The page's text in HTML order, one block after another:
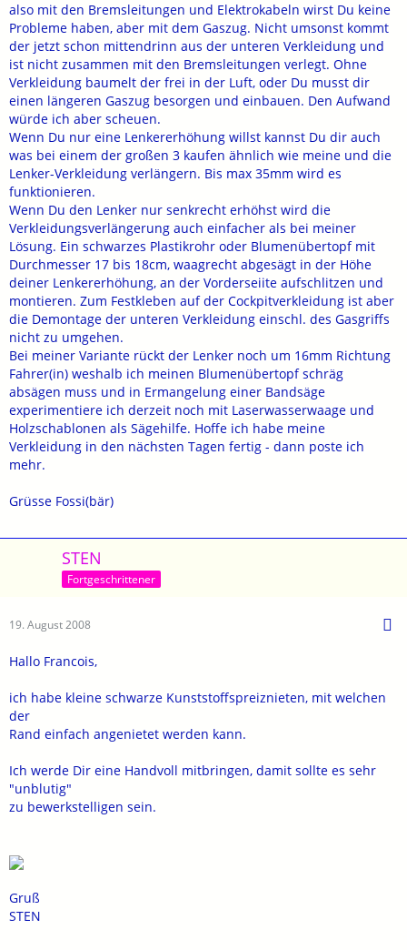
also mit den Bremsleitungen und Elektrokabeln wirst Du keine
Probleme haben, aber mit dem Gaszug. Nicht umsonst kommt
der jetzt schon mittendrinn aus der unteren Verkleidung und
ist nicht zusammen mit den Bremsleitungen verlegt. Ohne
Verkleidung baumelt der frei in der Luft, oder Du musst dir
einen längeren Gaszug besorgen und einbauen. Den Aufwand
würde ich aber scheuen.
Wenn Du nur eine Lenkererhöhung willst kannst Du dir auch
was bei einem der großen 3 kaufen ähnlich wie meine und die
Lenker-Verkleidung verlängern. Bis max 35mm wird es
funktionieren.
Wenn Du den Lenker nur senkrecht erhöhst wird die
Verkleidungsverlängerung auch einfacher als bei meiner
Lösung. Ein schwarzes Plastikrohr oder Blumenübertopf mit
Durchmesser 17 bis 18cm, waagrecht abgesägt in der Höhe
deiner Lenkererhöhung, an der Vorderseiite aufschlitzen und
montieren. Zum Festkleben auf der Cockpitverkleidung ist aber
die Demontage der unteren Verkleidung einschl. des Gasgriffs
nicht zu umgehen.
Bei meiner Variante rückt der Lenker noch um 16mm Richtung
Fahrer(in) weshalb ich meinen Blumenübertopf schräg
absägen muss und in Ermangelung einer Bandsäge
experimentiere ich derzeit noch mit Laserwasserwaage und
Holzschablonen als Sägehilfe. Hoffe ich habe meine
Verkleidung in den nächsten Tagen fertig - dann poste ich
mehr.
Grüsse Fossi(bär)
STEN
Fortgeschrittener
19. August 2008
Hallo Francois,
ich habe kleine schwarze Kunststoffspreiznieten, mit welchen
der
Rand einfach angenietet werden kann.
Ich werde Dir eine Handvoll mitbringen, damit sollte es sehr
"unblutig"
zu bewerkstelligen sein.
Gruß
STEN